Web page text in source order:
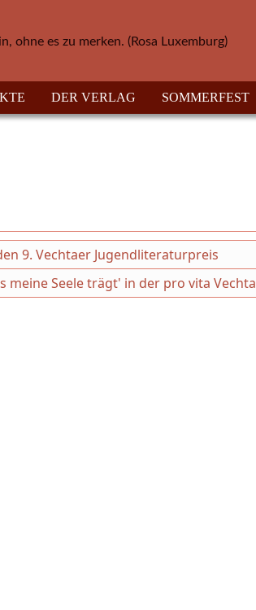
ohne es zu merken. (Rosa Luxemburg)
DER VERLAG SOMMERFEST
9. Vechtaer Jugendliteraturpreis
meine Seele trägt' in der pro vita Vechta